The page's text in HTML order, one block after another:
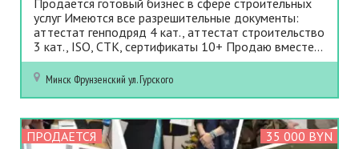
Продается готовый бизнес в сфере строительных
услуг Имеются все разрешительные документы:
аттестат генподряд 4 кат., аттестат строительство
3 кат., ISO, СТК, сертификаты 10+ Продаю вместе...
Минск Фрунзенский ул. Гурского
ПРОДАЕТСЯ 35 000 BYN